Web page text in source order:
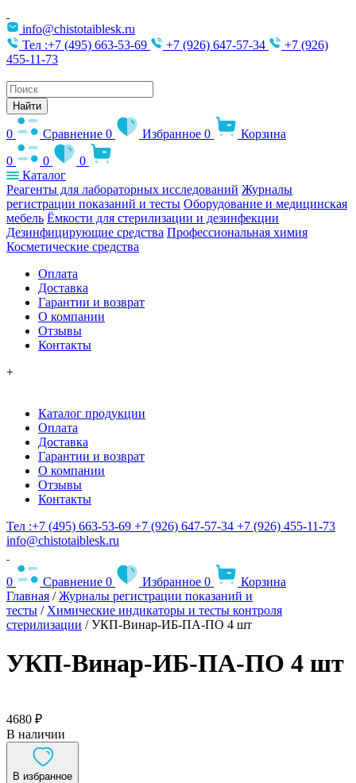
info@chistotaiblesk.ru
Тел :+7 (495) 663-53-69
+7 (926) 647-57-34
+7 (926)
455-11-73
Поиск
товаров
Найти
0 Сравнение 0 Избранное 0
Корзина
0
0
0
Каталог
Реагенты для лабораторных исследований Журналы
регистрации показаний и тесты Оборудование и медицинская
мебель Ёмкости для стерилизации и дезинфекции
Дезинфицирующие средства Профессиональная химия
Косметические средства
Оплата
Доставка
Гарантии и возврат
О компании
Отзывы
Контакты
+
Каталог продукции
Оплата
Доставка
Гарантии и возврат
О компании
Отзывы
Контакты
Тел :+7 (495) 663-53-69 +7 (926) 647-57-34 +7 (926) 455-11-73
info@chistotaiblesk.ru
0 Сравнение 0 Избранное 0
Корзина
Главная /Журналы регистрации показаний и
тесты / Химические индикаторы и тесты контроля
стерилизации / УКП-Винар-ИБ-ПА-ПО 4 шт
УКП-Винар-ИБ-ПА-ПО 4 шт
4680 ₽
В наличии
В избранное